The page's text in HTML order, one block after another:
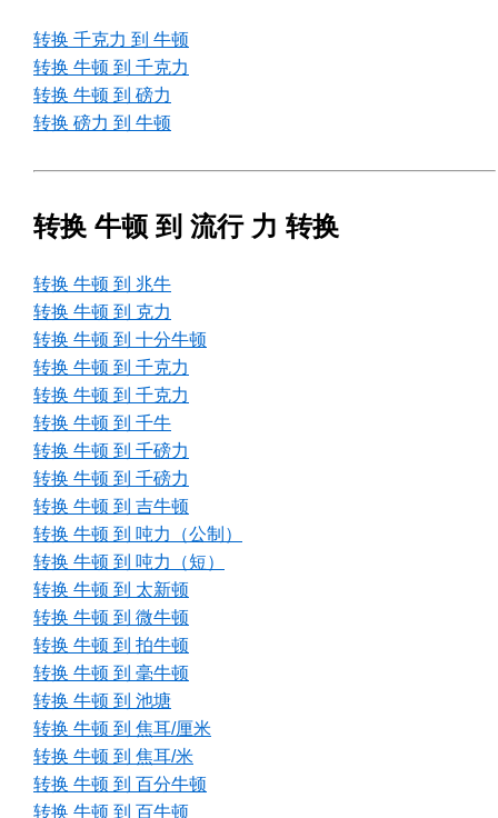
转换 千克力 到 牛顿
转换 牛顿 到 千克力
转换 牛顿 到 磅力
转换 磅力 到 牛顿
转换 牛顿 到 流行 力 转换
转换 牛顿 到 兆牛
转换 牛顿 到 克力
转换 牛顿 到 十分牛顿
转换 牛顿 到 千克力
转换 牛顿 到 千克力
转换 牛顿 到 千牛
转换 牛顿 到 千磅力
转换 牛顿 到 千磅力
转换 牛顿 到 吉牛顿
转换 牛顿 到 吨力（公制）
转换 牛顿 到 吨力（短）
转换 牛顿 到 太新顿
转换 牛顿 到 微牛顿
转换 牛顿 到 拍牛顿
转换 牛顿 到 毫牛顿
转换 牛顿 到 池塘
转换 牛顿 到 焦耳/厘米
转换 牛顿 到 焦耳/米
转换 牛顿 到 百分牛顿
转换 牛顿 到 百牛顿